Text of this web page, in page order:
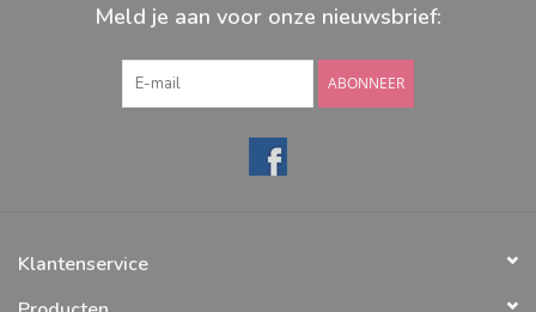
Meld je aan voor onze nieuwsbrief:
ABONNEER
Klantenservice